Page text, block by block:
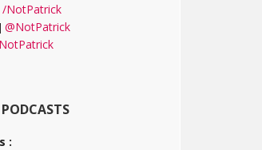
/NotPatrick
@NotPatrick
: